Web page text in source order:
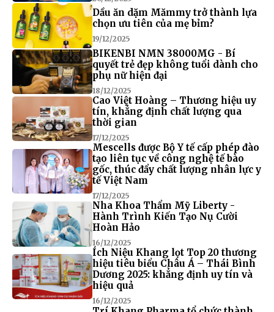
Dầu ăn dặm Mămmy trở thành lựa
chọn ưu tiên của mẹ bỉm?
19/12/2025
BIKENBI NMN 38000MG - Bí
quyết trẻ đẹp không tuổi dành cho
phụ nữ hiện đại
18/12/2025
Cao Việt Hoàng – Thương hiệu uy
tín, khẳng định chất lượng qua
thời gian
17/12/2025
Mescells được Bộ Y tế cấp phép đào
tạo liên tục về công nghệ tế bào
gốc, thúc đẩy chất lượng nhân lực y
tế Việt Nam
17/12/2025
Nha Khoa Thẩm Mỹ Liberty -
Hành Trình Kiến Tạo Nụ Cười
Hoàn Hảo
16/12/2025
Ích Niệu Khang lọt Top 20 thương
hiệu tiêu biểu Châu Á – Thái Bình
Dương 2025: khẳng định uy tín và
hiệu quả
16/12/2025